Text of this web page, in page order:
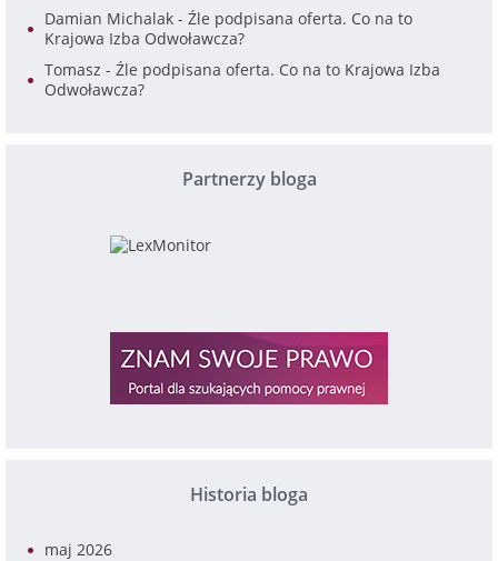
Damian Michalak - Źle podpisana oferta. Co na to
Krajowa Izba Odwoławcza?
Tomasz - Źle podpisana oferta. Co na to Krajowa Izba
Odwoławcza?
Partnerzy bloga
Historia bloga
maj 2026